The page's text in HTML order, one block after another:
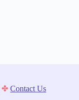
✤ Contact Us